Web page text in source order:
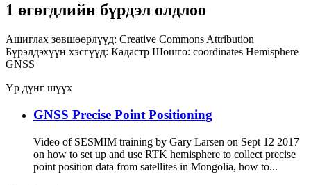
1 өгөгдлийн бүрдэл олдлоо
Ашиглах зөвшөөрлүүд: Creative Commons Attribution
Бүрэлдэхүүн хэсгүүд: Кадастр Шошго: coordinates Hemisphere
GNSS
Үр дүнг шүүх
GNSS Precise Point Positioning
Video of SESMIM training by Gary Larsen on Sept 12 2017
on how to set up and use RTK hemisphere to collect precise
point position data from satellites in Mongolia, how to...